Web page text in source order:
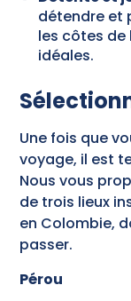
détendre et
les côtes de
idéales.
Une fois que
voyage, il est
Nous vous
de trois lieux
en Colombie,
passer.
Pérou